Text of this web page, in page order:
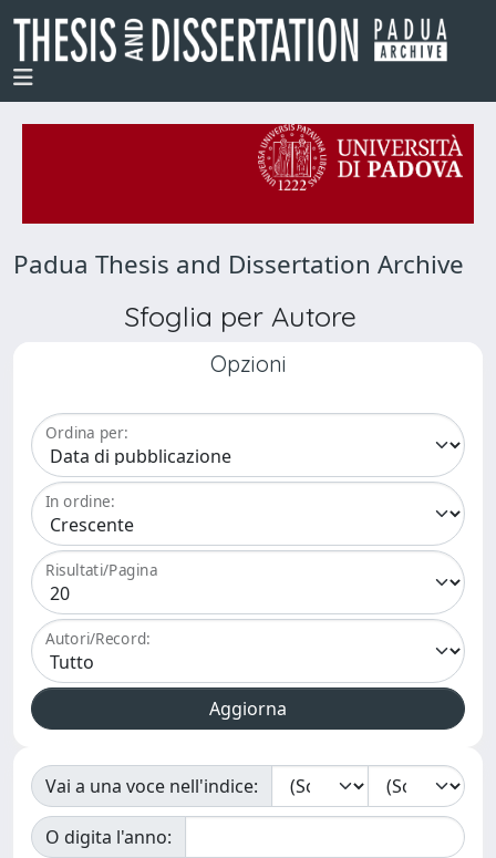
Padua Thesis and Dissertation Archive
Sfoglia per Autore
Opzioni
Ordina per:
In ordine:
Risultati/Pagina
Autori/Record:
Vai a una voce nell'indice:
O digita l'anno: